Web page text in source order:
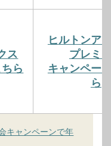
ス
ら
ヒルトンア
プレミ
キャンペー
ら
キャンペーンで年